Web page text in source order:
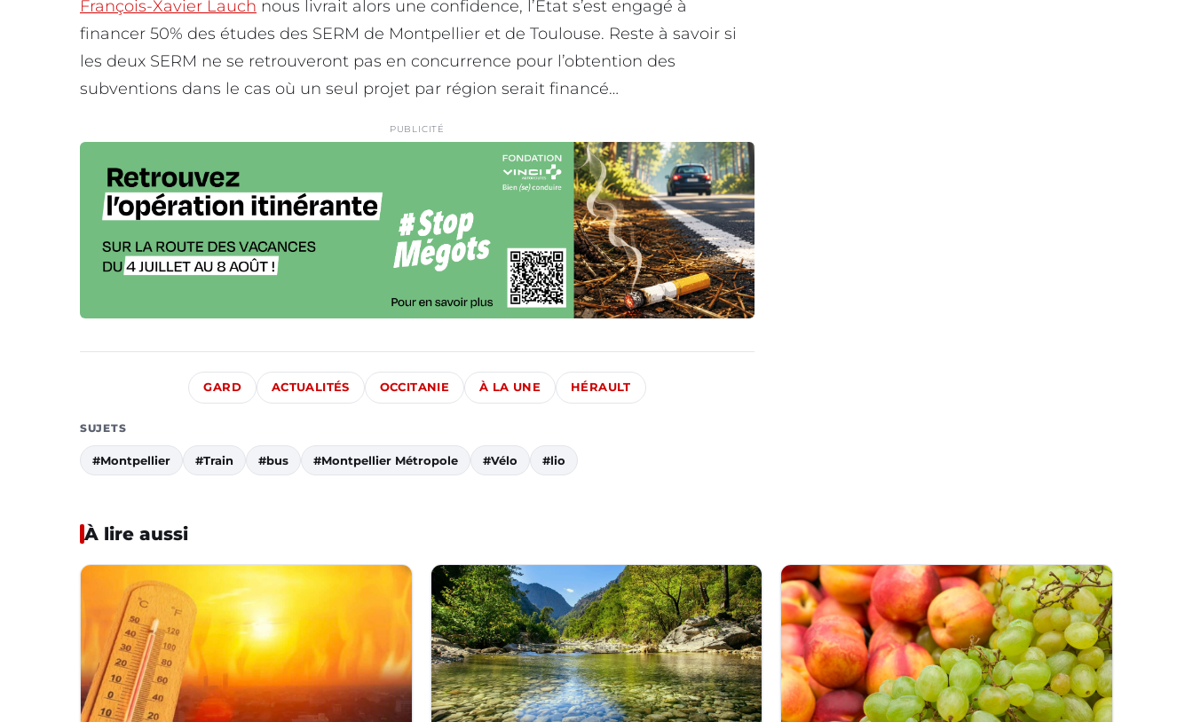
François-Xavier Lauch nous livrait alors une confidence, l’Etat s’est engagé à
financer 50% des études des SERM de Montpellier et de Toulouse. Reste à savoir si
les deux SERM ne se retrouveront pas en concurrence pour l’obtention des
subventions dans le cas où un seul projet par région serait financé…
PUBLICITÉ
GARD ACTUALITÉS OCCITANIE À LA UNE HÉRAULT
SUJETS
#Montpellier #Train #bus #Montpellier Métropole #Vélo #lio
À lire aussi